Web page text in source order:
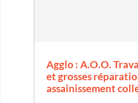
Agglo : A.O.O.
et grosses
assainissement